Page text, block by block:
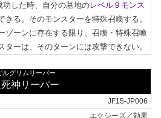
した時、自分の墓地のレベル９モンス
きる。そのモンスターを特殊召喚する。
ーンに存在する限り、召喚・特殊召喚
ターは、そのターンには攻撃できない。
ルグリムリーパー
神リーパー
JF15-JP006
エクシーズ／効果